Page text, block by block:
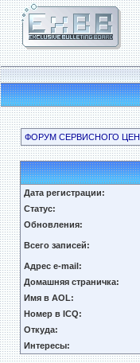
ФОРУМ СЕРВИСНОГО
Дата регистрации:
Статус:
Обновления:
Всего записей:
Адрес e-mail:
Домашняя страничка:
Имя в AOL:
Номер в ICQ:
Откуда:
Интересы: